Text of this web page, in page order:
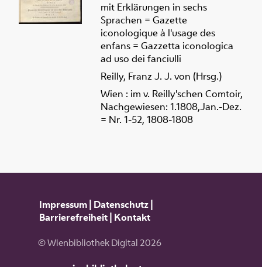
mit Erklärungen in sechs
Sprachen = Gazette
iconologique à l'usage des
enfans = Gazzetta iconologica
ad uso dei fanciulli
Reilly, Franz J. J. von (Hrsg.)
Wien : im v. Reilly'schen Comtoir,
Nachgewiesen: 1.1808,Jan.-Dez.
= Nr. 1-52, 1808-1808
Impressum| Datenschutz|
Barrierefreiheit| Kontakt
© Wienbibliothek Digital 2026